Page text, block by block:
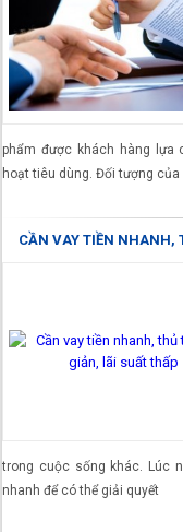
phẩm được khách hàng lựa
hoạt tiêu dùng. Đối tượng của
CẦN VAY TIỀN NHANH,
trong cuộc sống khác. Lúc
nhanh để có thể giải quyết